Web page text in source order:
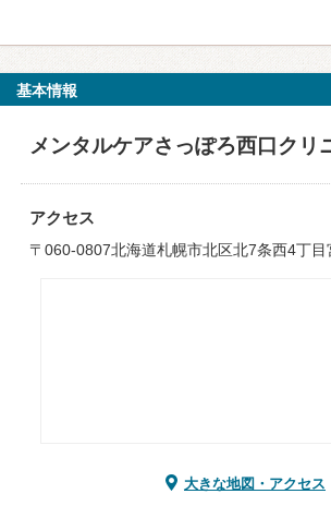
基本情報
メンタルケアさっぽろ西口クリ
アクセス
〒060-0807北海道札幌市北区北7条西4丁目
大きな地図・アクセス